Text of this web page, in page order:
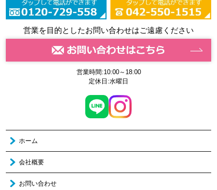
営業を目的としたお問い合わせはご遠慮ください
営業時間:10:00～18:00
定休日:水曜日
ホーム
会社概要
お問い合わせ